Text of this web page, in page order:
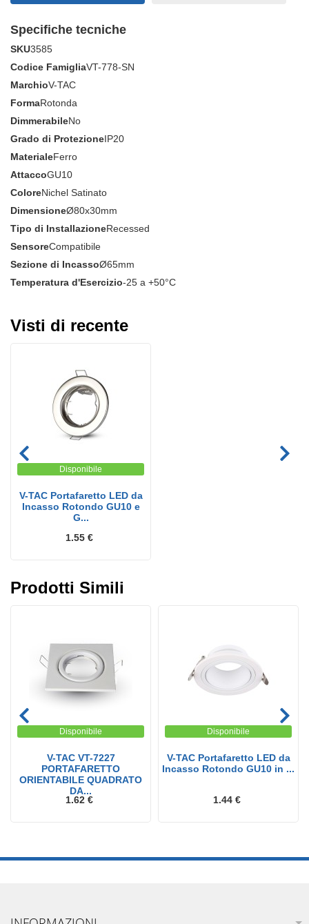
Specifiche tecniche
SKU3585
Codice FamigliaVT-778-SN
MarchioV-TAC
FormaRotonda
DimmerabileNo
Grado di ProtezioneIP20
MaterialeFerro
AttaccoGU10
ColoreNichel Satinato
DimensioneØ80x30mm
Tipo di InstallazioneRecessed
SensoreCompatibile
Sezione di IncassoØ65mm
Temperatura d'Esercizio-25 a +50°C
Visti di recente
Disponibile
V-TAC Portafaretto LED da
Incasso Rotondo GU10 e
G...
1.55 €
Prodotti Simili
Disponibile
V-TAC VT-7227
PORTAFARETTO
ORIENTABILE QUADRATO
DA...
1.62 €
Disponibile
V-TAC Portafaretto LED da
Incasso Rotondo GU10 in ...
1.44 €